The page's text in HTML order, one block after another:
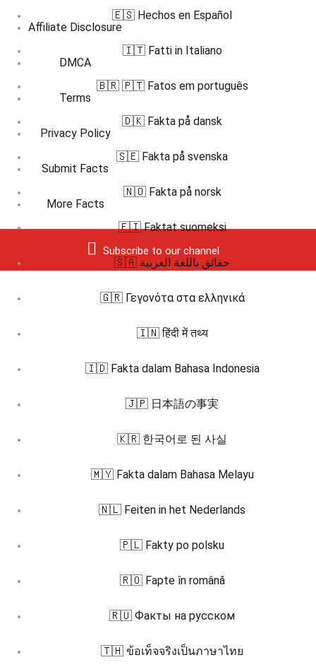
Affiliate Disclosure
DMCA
Terms
Privacy Policy
Submit Facts
More Facts
Subscribe to our channel
🇪🇸 Hechos en Español
🇮🇹 Fatti in Italiano
🇧🇷 🇵🇹 Fatos em português
🇩🇰 Fakta på dansk
🇸🇪 Fakta på svenska
🇳🇴 Fakta på norsk
🇫🇮 Faktat suomeksi
🇸🇦 حقائق باللغة العربية
🇬🇷 Γεγονότα στα ελληνικά
🇮🇳 हिंदी में तथ्य
🇮🇩 Fakta dalam Bahasa Indonesia
🇯🇵 日本語の事実
🇰🇷 한국어로 된 사실
🇲🇾 Fakta dalam Bahasa Melayu
🇳🇱 Feiten in het Nederlands
🇵🇱 Fakty po polsku
🇷🇴 Fapte în română
🇷🇺 Факты на русском
🇹🇭 ข้อเท็จจริงเป็นภาษาไทย